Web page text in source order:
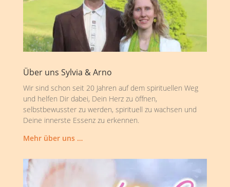
Über uns Sylvia & Arno
Wir sind schon seit 20 Jahren auf dem spirituellen Weg
und helfen Dir dabei, Dein Herz zu öffnen,
selbstbewusster zu werden, spirituell zu wachsen und
Deine innerste Essenz zu erkennen.
Mehr über uns …